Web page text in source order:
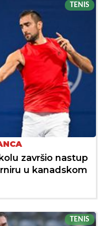
TENIS
završio nastup
u kanadskom
TENIS